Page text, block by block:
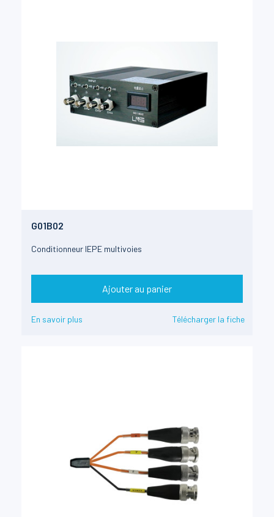
G01B02
Conditionneur IEPE multivoies
Ajouter au panier
En savoir plus Télécharger la fiche